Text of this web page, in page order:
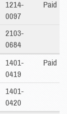
1214-
0097
Paid
2103-
0684
1401-
0419
Paid
1401-
0420